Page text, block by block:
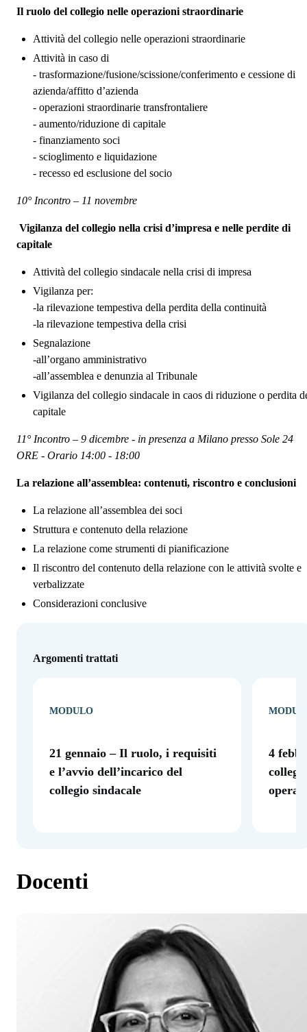
Il ruolo del collegio nelle operazioni straordinarie
Attività del collegio nelle operazioni straordinarie
Attività in caso di
- trasformazione/fusione/scissione/conferimento e cessione di
azienda/affitto d’azienda
- operazioni straordinarie transfrontaliere
- aumento/riduzione di capitale
- finanziamento soci
- scioglimento e liquidazione
- recesso ed esclusione del socio
10° Incontro – 11 novembre
Vigilanza del collegio nella crisi d’impresa e nelle perdite di
capitale
Attività del collegio sindacale nella crisi di impresa
Vigilanza per:
-la rilevazione tempestiva della perdita della continuità
-la rilevazione tempestiva della crisi
Segnalazione
-all’organo amministrativo
-all’assemblea e denunzia al Tribunale
Vigilanza del collegio sindacale in caos di riduzione o perdita
capitale
11° Incontro – 9 dicembre - in presenza a Milano presso Sole 24
ORE - Orario 14:00 - 18:00
La relazione all’assemblea: contenuti, riscontro e conclusioni
La relazione all’assemblea dei soci
Struttura e contenuto della relazione
La relazione come strumenti di pianificazione
Il riscontro del contenuto della relazione con le attività svolte e
verbalizzate
Considerazioni conclusive
Argomenti trattati
MODULO
21 gennaio – Il ruolo, i requisiti
e l’avvio dell’incarico del
collegio sindacale
4
Docenti